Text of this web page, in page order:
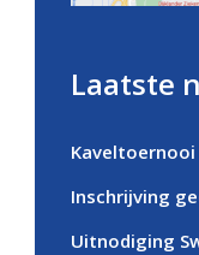
Laatste
Kaveltoernooi
Inschrijving
Uitnodiging